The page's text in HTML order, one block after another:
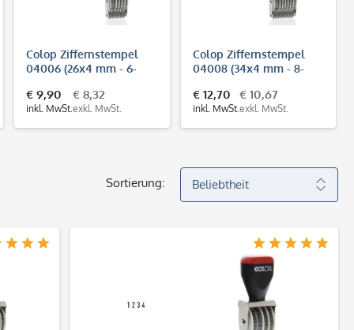
Colop Ziffernstempel
04006 (26x4 mm - 6-
€ 9,90
inkl. MwSt.
€ 8,32
exkl. MwSt.
Colop Ziffernstempel
04008 (34x4 mm - 8-
€ 12,70
inkl. MwSt.
€ 10,67
exkl. MwSt.
Sortierung: